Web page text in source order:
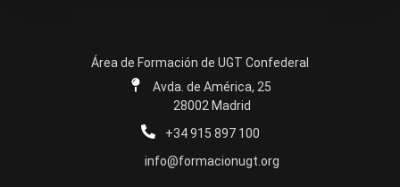
Área de Formación de UGT Confederal
Avda. de América, 25
28002 Madrid
+34 915 897 100
info@formacionugt.org